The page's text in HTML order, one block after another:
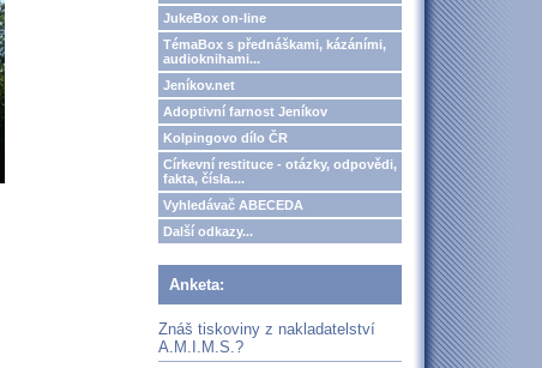
JukeBox on-line
TémaBox s přednáškami, kázáními,
audioknihami...
Jeníkov.net
Adoptivní farnost Jeníkov
Kolpingovo dílo ČR
Církevní restituce - otázky, odpovědi,
fakta, čísla....
Vyhledávač ABECEDA
Další odkazy...
Anketa:
Znáš tiskoviny z nakladatelství
A.M.I.M.S.?